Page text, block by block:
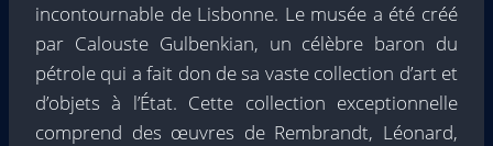
incontournable de Lisbonne. Le musée a été créé
par Calouste Gulbenkian, un célèbre baron du
pétrole qui a fait don de sa vaste collection d’art et
d’objets à l’État. Cette collection exceptionnelle
comprend des œuvres de Rembrandt, Léonard,